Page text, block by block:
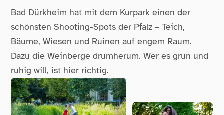
Bad Dürkheim hat mit dem Kurpark einen der
schönsten Shooting-Spots der Pfalz – Teich,
Bäume, Wiesen und Ruinen auf engem Raum.
Dazu die Weinberge drumherum. Wer es grün und
ruhig will, ist hier richtig.